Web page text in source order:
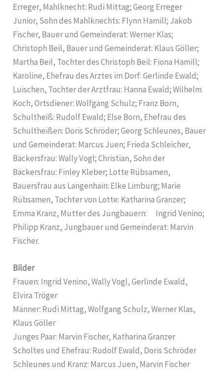
Erreger, Mahlknecht: Rudi Mittag; Georg Erreger
Junior, Sohn des Mahlknechts: Flynn Hamill; Jakob
Fischer, Bauer und Gemeinderat: Werner Klas;
Christoph Beil, Bauer und Gemeinderat: Klaus Göller;
Martha Beil, Tochter des Christoph Beil: Fiona Hamill;
Karoline, Ehefrau des Arztes im Dorf: Gerlinde Ewald;
Luischen, Tochter der Arztfrau: Hanna Ewald; Wilhelm
Koch, Ortsdiener: Wolfgang Schulz; Franz Born,
Schultheiß: Rudolf Ewald; Else Born, Ehefrau des
Schultheißen: Doris Schröder; Georg Schleunes, Bauer
und Gemeinderat: Marcus Juen; Frieda Schleicher,
Bäckersfrau: Wally Vogl; Christian, Sohn der
Bäckersfrau: Finley Kleber; Lotte Rübsamen,
Bauersfrau aus Langenhain: Elke Limburg; Marie
Rübsamen, Tochter von Lotte: Katharina Granzer;
Emma Kranz, Mutter des Jungbauern: Ingrid Venino;
Philipp Kranz, Jungbauer und Gemeinderat: Marvin
Fischer.
Bilder
Frauen: Ingrid Venino, Wally Vogl, Gerlinde Ewald,
Elvira Tröger
Männer: Rudi Mittag, Wolfgang Schulz, Werner Klas,
Klaus Göller
Junges Paar: Marvin Fischer, Katharina Granzer
Scholtes und Ehefrau: Rudolf Ewald, Doris Schröder
Schleunes und Kranz: Marcus Juen, Marvin Fischer